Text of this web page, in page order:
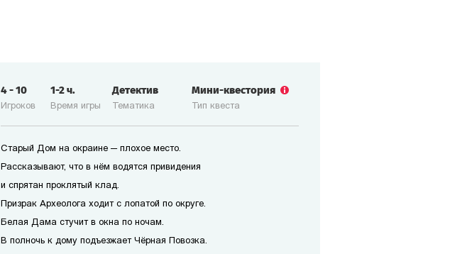
Игроков
4-10
Время игры
1-2ч.
Тематика
Детектив
Тип квеста
Мини-квестория
Старый Дом на окраине — плохое место.
Рассказывают, что в нём водятся привидения
и спрятан проклятый клад.
Призрак Археолога ходит с лопатой по округе.
Белая Дама стучит в окна по ночам.
В полночь к дому подъезжает Чёрная Повозка.